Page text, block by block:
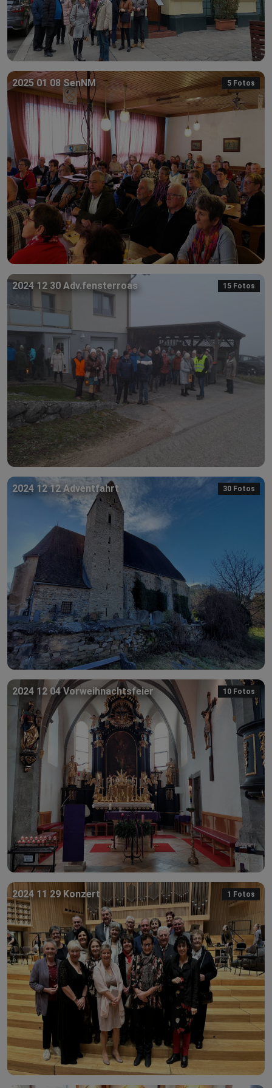
2025 01 08 SenNM 5 Fotos
2024 12 30 Adv.fensterroas 15 Fotos
2024 12 12 Adventfahrt 30 Fotos
2024 12 04 Vorweihnachtsfeier 10 Fotos
2024 11 29 Konzert 1 Fotos